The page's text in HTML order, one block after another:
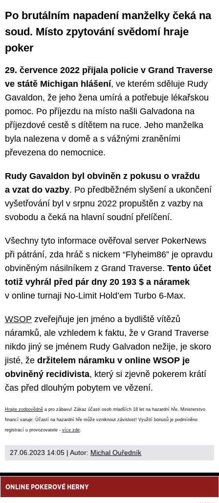
Po brutálním napadení manželky čeká na
soud. Místo zpytování svědomí hraje
poker
29. července 2022 přijala policie v Grand Traverse
ve státě Michigan hlášení, ve kterém sděluje Rudy
Gavaldon, že jeho žena umírá a potřebuje lékařskou
pomoc. Po příjezdu na místo našli Galvadona na
příjezdové cestě s dítětem na ruce. Jeho manželka
byla nalezena v domě a s vážnými zraněními
převezena do nemocnice.
Rudy Gavaldon byl obviněn z pokusu o vraždu
a vzat do vazby. Po předběžném slyšení a ukončení
vyšetřování byl v srpnu 2022 propuštěn z vazby na
svobodu a čeká na hlavní soudní přelíčení.
Všechny tyto informace ověřoval server PokerNews
při pátrání, zda hráč s nickem “Flyheim86” je opravdu
obviněným násilníkem z Grand Traverse. Tento účet
totiž vyhrál před pár dny 20 193 $ a náramek
v online turnaji No-Limit Hold’em Turbo 6-Max.
WSOP zveřejňuje jen jméno a bydliště vítězů
náramků, ale vzhledem k faktu, že v Grand Traverse
nikdo jiný se jménem Rudy Galvadon nežije, je skoro
jisté, že držitelem náramku v online WSOP je
obviněný recidivista, který si zjevně pokerem krátí
čas před dlouhým pobytem ve vězení.
Hrajte zodpovědně a pro zábavu! Zákaz účasti osob mladších 18 let na hazardní hře. Ministerstvo
financí varuje: Účastí na hazardní hře může vzniknout závislost! Využití bonusů je podmíněno
registrací u provozovatele - více zde
27.06.2023 14:05 | Autor: Michal Ouředník
ONLINE POKEROVÉ HERNY